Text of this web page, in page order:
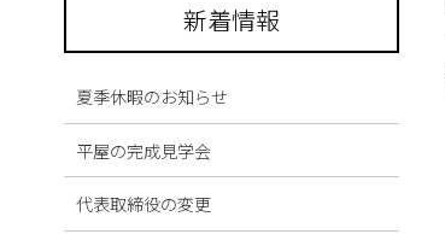
新着情報
夏季休暇のお知らせ
平屋の完成見学会
代表取締役の変更